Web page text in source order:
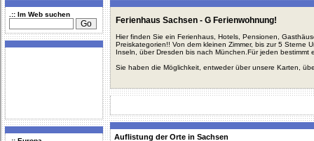
.:: Im Web suchen
Ferienhaus Sachsen - G Ferienwohnung!
Hier finden Sie ein Ferienhaus, Hotels, Pensionen,
Preiskategorien!! Von dem kleinen Zimmer, bis zur 5 Sterne
Inseln, über Dresden bis nach München.Für jeden bestimmt
Sie haben die Möglichkeit, entweder über unsere Karten,
Auflistung der Orte in Sachsen